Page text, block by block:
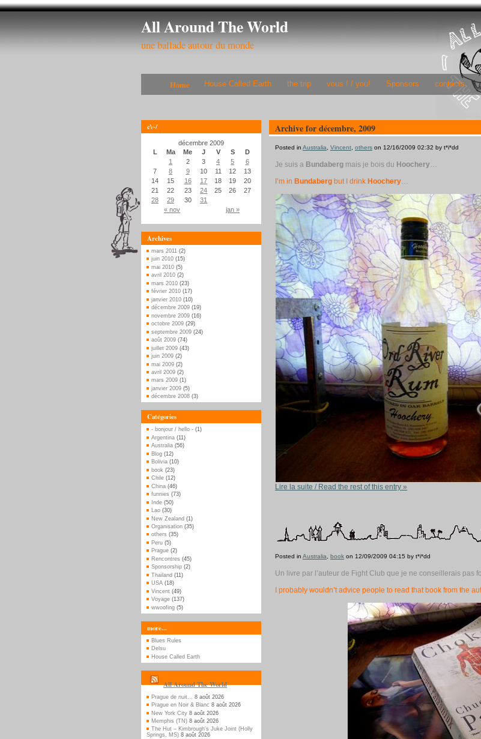
All Around The World
une ballade autour du monde
Home House Called Earth the trip vous ! / you! Sponsors contacts
c\~/
décembre 2009
L
Ma Me J V S D
« nov jan »
1 2 3 4 5
6
7
8 9 10 11 12
13
14
15 16 17 18 19
20
21
22 23 24 25 26
27
28
29 30 31
Archives
mars 2011 (2)
juin 2010 (15)
mai 2010 (5)
avril 2010 (2)
mars 2010 (23)
février 2010 (17)
janvier 2010 (10)
décembre 2009 (19)
novembre 2009 (16)
octobre 2009 (29)
septembre 2009 (24)
août 2009 (74)
juillet 2009 (43)
juin 2009 (2)
mai 2009 (2)
avril 2009 (2)
mars 2009 (1)
janvier 2009 (5)
décembre 2008 (3)
Catégories
- bonjour / hello - (1)
Argentina (11)
Australia (56)
Blog (12)
Bolivia (10)
book (23)
Chile (12)
China (46)
funnies (73)
Inde (50)
Lao (30)
New Zealand (1)
Organisation (35)
others (35)
Peru (5)
Prague (2)
Rencontres (45)
Sponsorship (2)
Thailand (11)
USA (18)
Vincent (49)
Voyage (137)
wwoofing (5)
more...
Blues Rules
Delsu
House Called Earth
All Around The World
Prague de nuit…
8 août 2026
Prague en Noir & Blanc 8 août 2026
New York City 8 août 2026
Memphis (TN) 8 août 2026
The Hut – Kimbrough’s Juke Joint (Holly
Springs, MS) 8 août 2026
Archive for décembre, 2009
Posted in Australia Vincent others on 12/16/2009 02:32 by t*i*dd
Je suis a Bundaberg mais je bois du Hoochery
I’m in Bundaberg but I drink Hoochery
Lire la suite / Read the rest of this entry »
Posted in Australia book on 12/09/2009 04:15 by t*i*dd
Un livre par l’auteur de Fight Club que je ne conseillerais pas
I probably wouldn’t advice people to read that book from the